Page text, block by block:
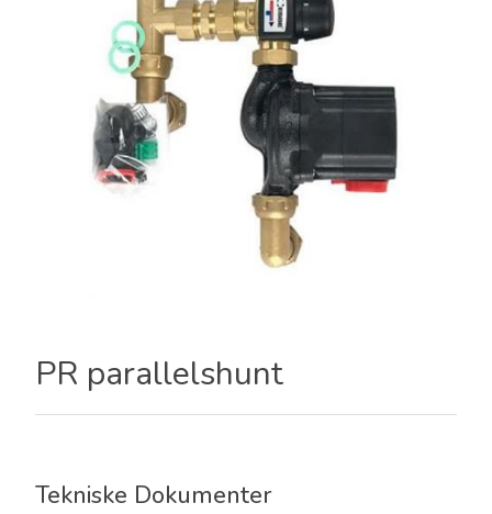
PR parallelshunt
Tekniske Dokumenter